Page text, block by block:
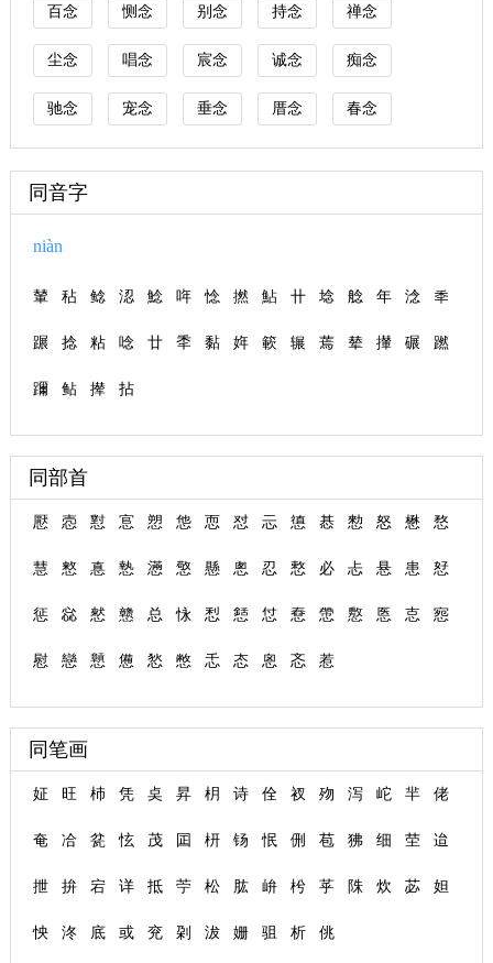
百念 恻念 别念 持念 禅念
尘念 唱念 宸念 诚念 痴念
驰念 宠念 垂念 厝念 春念
同音字
niàn
輦 秥 鲶 涊 鯰 哖 惗 撚 鮎 卄 埝 艌 年 淰 秊
蹍 捻 粘 唸 廿 秊 黏 姩 簐 辗 蔫 辇 攆 碾 蹨
躎 鲇 撵 拈
同部首
懕 悫 懟 悹 愬 怹 恧 怼 忈 憄 惎 愸 怒 懋 愗
慧 憗 惪 慹 懣 憼 懸 悤 忍 慗 必 忐 悬 患 恏
惩 惢 憖 戆 总 怺 悡 懖 怤 憃 慸 懯 悘 怘 惌
慰 戀 戅 憊 悐 憋 忎 态 恖 忞 惹
同笔画
姃 旺 杮 凭 奌 昇 枂 诗 佺 衩 歾 泻 岮 羋 佬
奄 冾 瓫 怰 茂 囸 枅 钖 怋 侀 苞 狒 细 茔 迨
抴 拚 宕 详 抵 苧 松 肱 峅 枍 苸 陎 炊 苾 妲
怏 泈 底 或 兖 刴 沷 姗 驵 析 佻